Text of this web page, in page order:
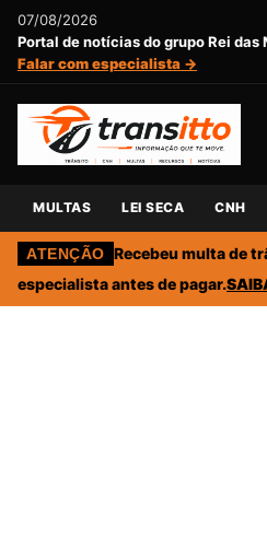
07/08/2026
Portal de notícias do grupo Rei das
Falar com especialista →
MULTAS LEI SECA CNH
ATENÇÃO Recebeu multa de
especialista antes de pagar.